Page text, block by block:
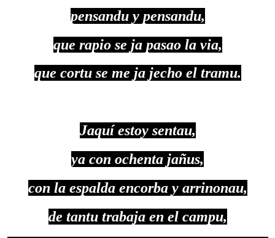
pensandu y pensandu,
que rapio se ja pasao la via,
que cortu se me ja jecho el tramu.
Jaquí estoy sentau,
ya con ochenta jañus,
con la espalda encorba y arrinonau,
de tantu trabaja en el campu,